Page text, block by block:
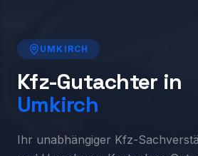
UMKIRCH
Kfz-Gutachter in
Umkirch
Ihr unabhängiger Kfz-